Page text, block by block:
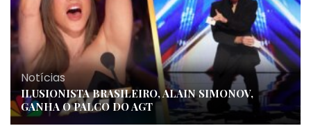
Notícias
ILUSIONISTA BRASILEIRO, ALAIN SIMONOV,
GANHA O PALCO DO AGT